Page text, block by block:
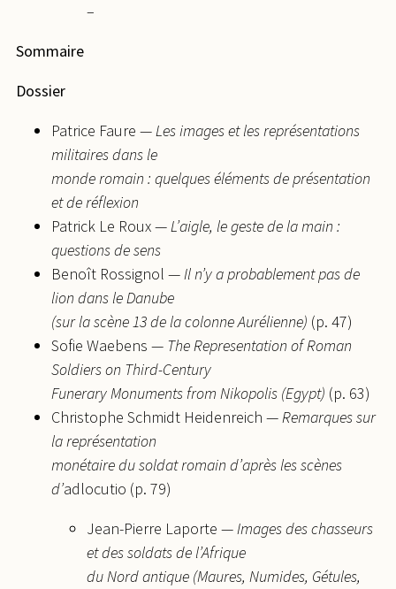
–
Sommaire
Dossier
Patrice Faure —Les images et les représentations
militaires dans le
monde romain : quelques éléments de présentation
et de réflexion
Patrick Le Roux —L’aigle, le geste de la main :
questions de sens
Benoît Rossignol —Il n’y a probablement pas de
lion dans le Danube
(sur la scène 13 de la colonne Aurélienne) (p. 47)
Sofie Waebens — The Representation of Roman
Soldiers on Third-Century
Funerary Monuments from Nikopolis (Egypt) (p. 63)
Christophe Schmidt Heidenreich —Remarques sur
la représentation
monétaire du soldat romain d’après les scènes
d’adlocutio (p. 79)
Jean-Pierre Laporte —Images des chasseurs
et des soldats de l’Afrique
du Nord antique (Maures, Numides, Gétules,